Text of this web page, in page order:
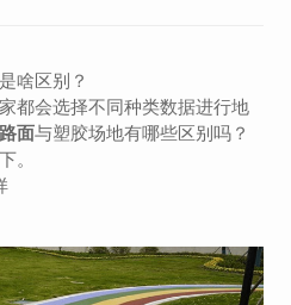
啥区别？
都会选择不同种类数据进行地
面与塑胶场地有哪些区别吗？
。